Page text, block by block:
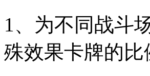
1、为不同战斗
殊效果卡牌的比